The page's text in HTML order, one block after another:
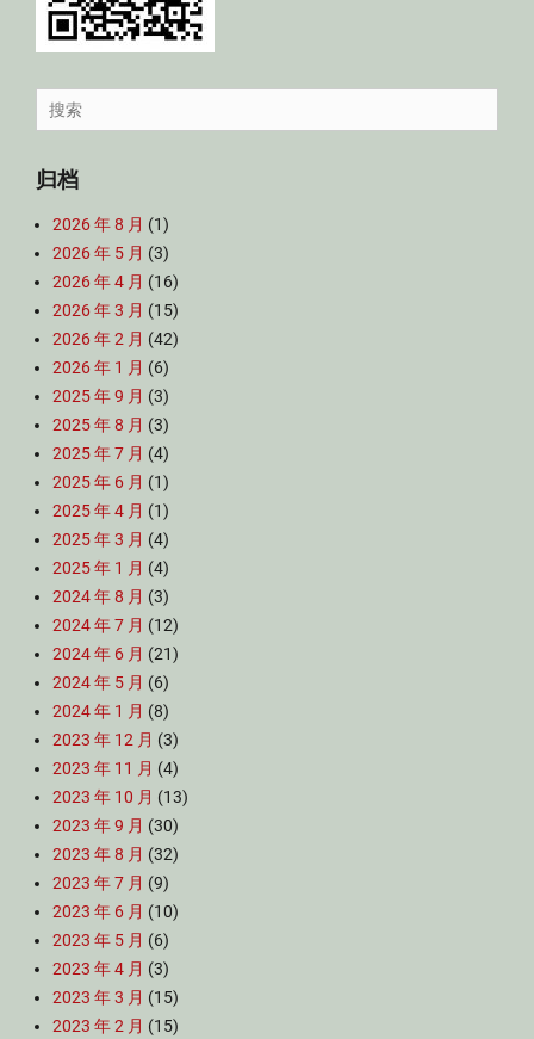
Search
for:
归档
2026 年 8 月 (1)
2026 年 5 月 (3)
2026 年 4 月 (16)
2026 年 3 月 (15)
2026 年 2 月 (42)
2026 年 1 月 (6)
2025 年 9 月 (3)
2025 年 8 月 (3)
2025 年 7 月 (4)
2025 年 6 月 (1)
2025 年 4 月 (1)
2025 年 3 月 (4)
2025 年 1 月 (4)
2024 年 8 月 (3)
2024 年 7 月 (12)
2024 年 6 月 (21)
2024 年 5 月 (6)
2024 年 1 月 (8)
2023 年 12 月 (3)
2023 年 11 月 (4)
2023 年 10 月 (13)
2023 年 9 月 (30)
2023 年 8 月 (32)
2023 年 7 月 (9)
2023 年 6 月 (10)
2023 年 5 月 (6)
2023 年 4 月 (3)
2023 年 3 月 (15)
2023 年 2 月 (15)